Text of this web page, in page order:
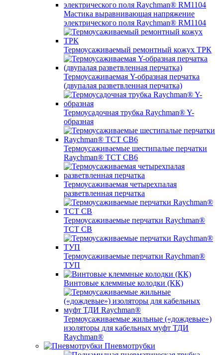
Мастика выравнивающая напряжение
электрического поля Raychman® RM1104
Термоусаживаемый ремонтный кожух ТРК
Термоусаживаемая Y-образная перчатка
(двупалая разветвленная перчатка)
Термоусадочная трубка Raychman® Y-
образная
Термоусаживаемые шестипалые перчатки
Raychman® ТСТ СВ6
Термоусаживаемая четырехпалая
разветвленная перчатка
Термоусаживаемые перчатки Raychman®
TCT CB
Термоусаживаемые перчатки Raychman®
ТУП
Винтовые клеммные колодки (КК)
Термоусаживаемые жильные («дождевые»)
изоляторы для кабельных муфт ТДИ
Raychman®
Пневмотрубки